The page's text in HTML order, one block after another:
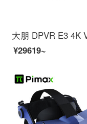
¥29619~